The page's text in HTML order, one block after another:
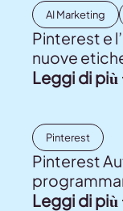
AI Marketing
Pinterest e
nuove
Leggi di più
Pinterest
Pinterest
Leggi di più